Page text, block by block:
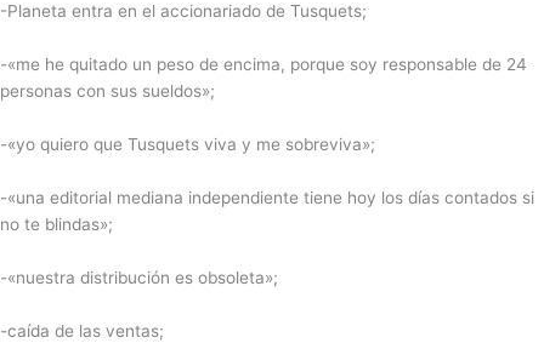
-Planeta entra en el accionariado de Tusquets;
-«me he quitado un peso de encima, porque soy responsable de 24
personas con sus sueldos»;
-«yo quiero que Tusquets viva y me sobreviva»;
-«una editorial mediana independiente tiene hoy los días contados si
no te blindas»;
-«nuestra distribución es obsoleta»;
-caída de las ventas;